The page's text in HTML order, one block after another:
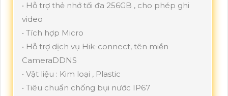
• Hỗ trợ thẻ nhớ tối đa 256GB , cho phép ghi
video
• Tích hợp Micro
• Hỗ trợ dịch vụ Hik-connect, tên miền
CameraDDNS
• Vật liệu : Kim loại , Plastic
• Tiêu chuẩn chống bụi nước IP67